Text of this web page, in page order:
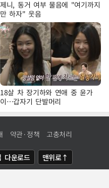
제니, 동거 여부 물음에 "여기까지
만 하자" 웃음
18살 차 장기하와 연애 중 윤가
이…갑자기 단발머리
약관·정책 고충처리
다운로드 맨위로↑